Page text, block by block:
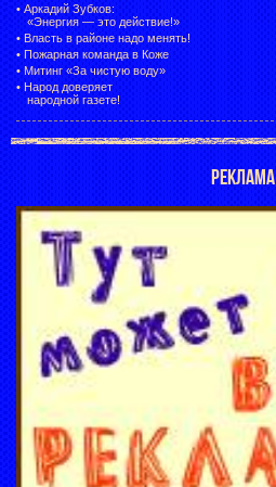
• Аркадий Зубков:
«Энергия — это действие!»
• Власть в районе надо менять!
• Пожарная команда в Коже
• Митинг «За чистую воду»
• Народ доверяет
народной газете!
РЕКЛАМА